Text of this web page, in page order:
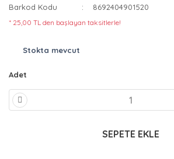
Barkod Kodu
8692404901520
* 25,00 TL den başlayan taksitlerle!
Stokta mevcut
Adet
SEPETE EKLE